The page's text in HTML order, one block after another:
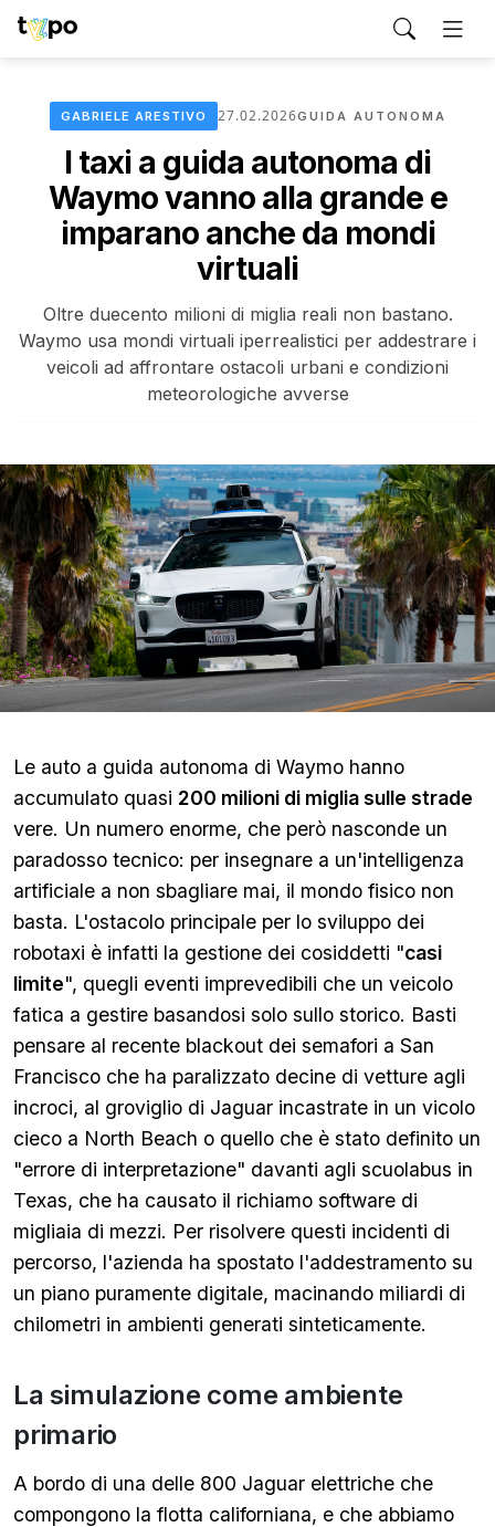
GABRIELE ARESTIVO 27.02.2026GUIDA AUTONOMA
I taxi a guida autonoma di
Waymo vanno alla grande e
imparano anche da mondi
virtuali
Oltre duecento milioni di miglia reali non bastano.
Waymo usa mondi virtuali iperrealistici per addestrare i
veicoli ad affrontare ostacoli urbani e condizioni
meteorologiche avverse
Le auto a guida autonoma di Waymo hanno
accumulato quasi 200 milioni di miglia sulle strade
vere. Un numero enorme, che però nasconde un
paradosso tecnico: per insegnare a un'intelligenza
artificiale a non sbagliare mai, il mondo fisico non
basta. L'ostacolo principale per lo sviluppo dei
robotaxi è infatti la gestione dei cosiddetti "casi
limite", quegli eventi imprevedibili che un veicolo
fatica a gestire basandosi solo sullo storico. Basti
pensare al recente blackout dei semafori a San
Francisco che ha paralizzato decine di vetture agli
incroci, al groviglio di Jaguar incastrate in un vicolo
cieco a North Beach o quello che è stato definito un
"errore di interpretazione" davanti agli scuolabus in
Texas, che ha causato il richiamo software di
migliaia di mezzi. Per risolvere questi incidenti di
percorso, l'azienda ha spostato l'addestramento su
un piano puramente digitale, macinando miliardi di
chilometri in ambienti generati sinteticamente.
La simulazione come ambiente
primario
A bordo di una delle 800 Jaguar elettriche che
compongono la flotta californiana, e che abbiamo